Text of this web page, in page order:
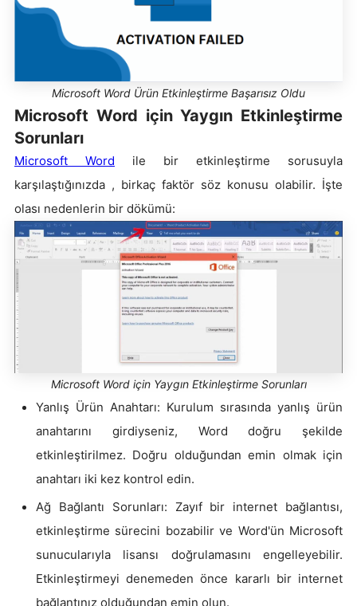
Microsoft Word Ürün Etkinleştirme Başarısız Oldu
Microsoft Word için Yaygın Etkinleştirme
Sorunları
Microsoft Word ile bir etkinleştirme sorusuyla
karşılaştığınızda , birkaç faktör söz konusu olabilir. İşte
olası nedenlerin bir dökümü:
Microsoft Word için Yaygın Etkinleştirme Sorunları
Yanlış Ürün Anahtarı: Kurulum sırasında yanlış ürün
anahtarını girdiyseniz, Word doğru şekilde
etkinleştirilmez. Doğru olduğundan emin olmak için
anahtarı iki kez kontrol edin.
Ağ Bağlantı Sorunları: Zayıf bir internet bağlantısı,
etkinleştirme sürecini bozabilir ve Word'ün Microsoft
sunucularıyla lisansı doğrulamasını engelleyebilir.
Etkinleştirmeyi denemeden önce kararlı bir internet
bağlantınız olduğundan emin olun.